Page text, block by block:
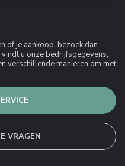
of je aankoop, bezoek dan
u onze bedrijfsgegevens,
verschillende manieren om met
VRAGEN